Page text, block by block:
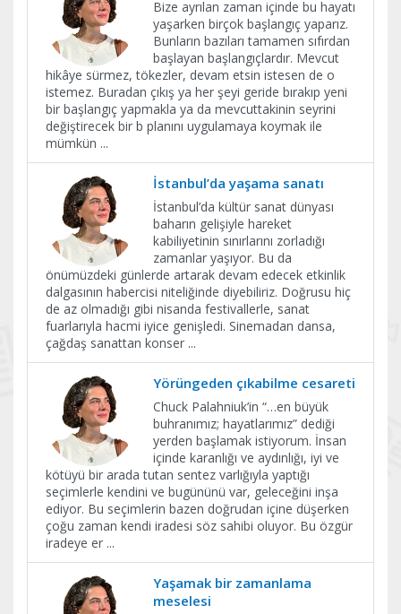
Bize ayrılan zaman içinde bu hayatı
yaşarken birçok başlangıç yaparız.
Bunların bazıları tamamen sıfırdan
başlayan başlangıçlardır. Mevcut
hikâye sürmez, tökezler, devam etsin istesen de o
istemez. Buradan çıkış ya her şeyi geride bırakıp yeni
bir başlangıç yapmakla ya da mevcuttakinin seyrini
değiştirecek bir b planını uygulamaya koymak ile
mümkün ...
İstanbul’da yaşama sanatı
İstanbul’da kültür sanat dünyası
baharın gelişiyle hareket
kabiliyetinin sınırlarını zorladığı
zamanlar yaşıyor. Bu da
önümüzdeki günlerde artarak devam edecek etkinlik
dalgasının habercisi niteliğinde diyebiliriz. Doğrusu hiç
de az olmadığı gibi nisanda festivallerle, sanat
fuarlarıyla hacmi iyice genişledi. Sinemadan dansa,
çağdaş sanattan konser ...
Yörüngeden çıkabilme cesareti
Chuck Palahniuk’in “…en büyük
buhranımız; hayatlarımız” dediği
yerden başlamak istiyorum. İnsan
içinde karanlığı ve aydınlığı, iyi ve
kötüyü bir arada tutan sentez varlığıyla yaptığı
seçimlerle kendini ve bugününü var, geleceğini inşa
ediyor. Bu seçimlerin bazen doğrudan içine düşerken
çoğu zaman kendi iradesi söz sahibi oluyor. Bu özgür
iradeye er ...
Yaşamak bir zamanlama
meselesi